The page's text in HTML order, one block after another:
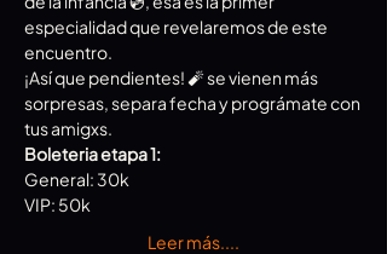
especialidad que revelaremos de este
encuentro.
¡Así que pendientes! 🧨 se vienen más
sorpresas, separa fecha y prográmate con
tus amigxs.
Boleteria etapa 1:
General: 30k
VIP: 50k
Leer más....